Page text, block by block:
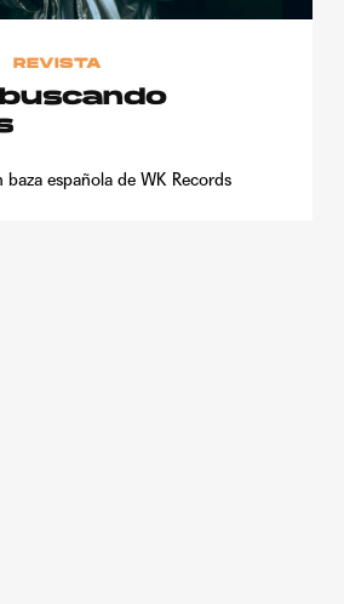
PROPIEDAD DE UMO agency. TODOS LOS
RESERVADOS.
REVISTA
buscando
baza española de WK Records